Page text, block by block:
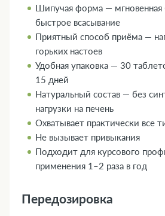
Шипучая форма — мгновенная
быстрое всасывание
Приятный способ приёма —
горьких настоев
Удобная упаковка — 30
15 дней
Натуральный состав — без
нагрузки на печень
Охватывает практически все
Не вызывает привыкания
Подходит для курсового
применения 1–2 раза в год
Передозировка